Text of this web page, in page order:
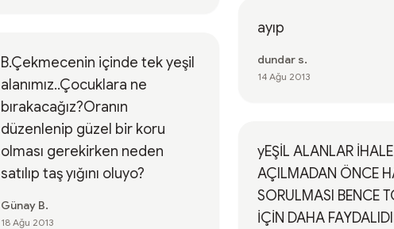
B.Çekmecenin içinde tek yeşil
alanımız..Çocuklara ne
bırakacağız?Oranın
düzenlenip güzel bir koru
olması gerekirken neden
satılıp taş yığını oluyo?
Günay B.
18 Ağu 2013
ayıp
dundar s.
14 Ağu 2013
yEŞİL ALANLAR İHALE
AÇILMADAN ÖNCE
SORULMASI BENCE
İÇİN DAHA